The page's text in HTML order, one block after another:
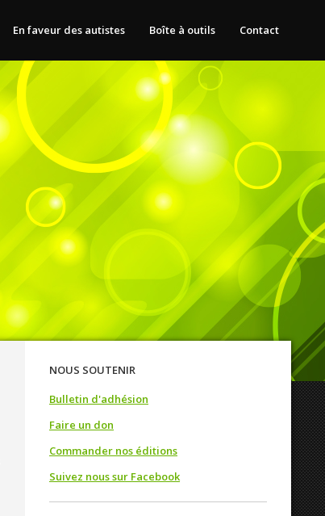
En faveur des autistes Boîte à outils Contact
NOUS SOUTENIR
Bulletin d'adhésion
Faire un don
Commander nos éditions
Suivez nous sur Facebook